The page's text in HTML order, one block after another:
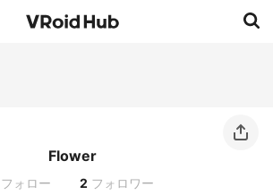
Flower
フォロー 2 フォロワー